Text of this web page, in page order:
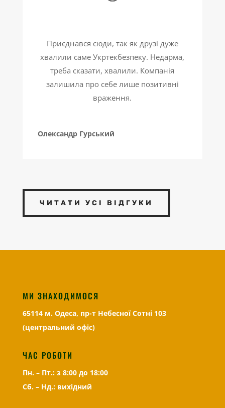
Приєднався сюди, так як друзі дуже
хвалили саме Укртекбезпеку. Недарма,
треба сказати, хвалили. Компанія
залишила про себе лише позитивні
враження.
Олександр Гурський
ЧИТАТИ УСІ ВІДГУКИ
МИ ЗНАХОДИМОСЯ
65114 м. Одеса, пр-т Небесної Сотні 103
(центральний офіс)
ЧАС РОБОТИ
Пн. – Пт.: з 8:00 до 18:00
Сб. – Нд.: вихідний